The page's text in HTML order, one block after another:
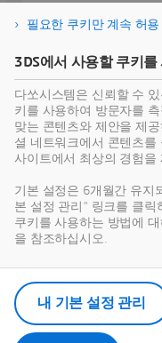
든3D
을 단일 플랫폼에
을 개선하며 혁신
산업별 솔루션 찾아
필요한 쿠키만 계속 허용
3DS에서 사용할 쿠키
다쏘시스템은 신뢰할 수
키를 사용하여 방문자를
맞는 콘텐츠와 제안을 제
셜 네트워크에서 콘텐츠를
사이트에서 최상의 경험을
기본 설정은 6개월간 유지
본 설정 관리" 링크를 클릭
쿠키를 사용하는 방법에
을 참조하십시오.
내 기본 설정 관리